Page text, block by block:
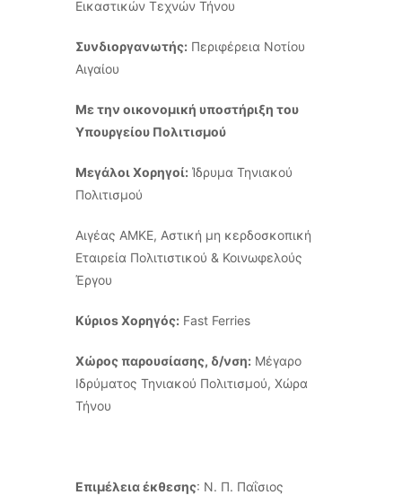
Εικαστικών Τεχνών Τήνου
Συνδιοργανωτής: Περιφέρεια Νοτίου
Αιγαίου
Με την οικονομική υποστήριξη του
Υπουργείου Πολιτισμού
Μεγάλοι Χορηγοί: Ίδρυμα Τηνιακού
Πολιτισμού
Αιγέας ΑΜΚΕ, Αστική μη κερδοσκοπική
Εταιρεία Πολιτιστικού & Κοινωφελούς
Έργου
Κύριοs Χορηγός: Fast Ferries
Χώρος παρουσίασης, δ/νση: Μέγαρο
Ιδρύματος Τηνιακού Πολιτισμού, Χώρα
Τήνου
Επιμέλεια έκθεσης: Ν. Π. Παΐσιος